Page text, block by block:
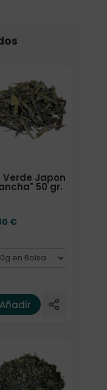
Verde Japon
50 gr.
€
Añadir
Peso/formato